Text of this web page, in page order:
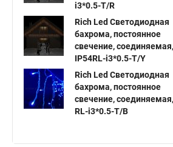
i3*0.5-T/R
Rich Led Светодиодная
бахрома, постоянное
свечение, соединяемая,
IP54RL-i3*0.5-T/Y
Rich Led Светодиодная
бахрома, постоянное
свечение,
RL-i3*0.5-T/B